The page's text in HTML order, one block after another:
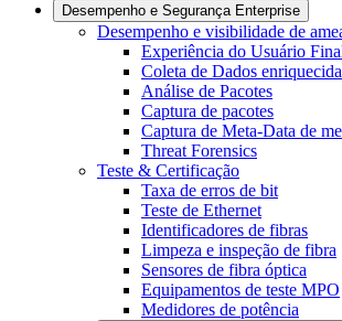
Desempenho e Segurança Enterprise
Desempenho e visibilidade de
Experiência do Usuário
Coleta de Dados enriquecida
Análise de Pacotes
Captura de pacotes
Captura de Meta-Data de
Threat Forensics
Teste & Certificação
Taxa de erros de bit
Teste de Ethernet
Identificadores de fibras
Limpeza e inspeção de fibra
Sensores de fibra óptica
Equipamentos de teste MPO
Medidores de potência